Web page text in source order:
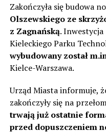
Zakończyła się budowa
Olszewskiego ze
z Zagnańską. Inwestycja
Kieleckiego Parku
wybudowany został
Kielce-Warszawa.
Urząd Miasta informuje,
zakończyły się na
trwają już ostatnie
przed dopuszczeniem